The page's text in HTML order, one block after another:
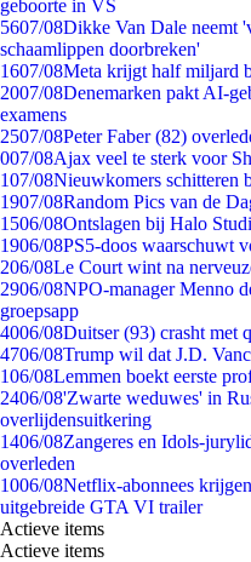
geboorte in VS
5607/08Dikke Van Dale neemt
schaamlippen doorbreken'
1607/08Meta krijgt half miljard
2007/08Denemarken pakt AI-
examens
2507/08Peter Faber (82)
007/08Ajax veel te sterk voor
107/08Nieuwkomers schitteren
1907/08Random Pics van de
1506/08Ontslagen bij Halo
1906/08PS5-doos waarschuwt
206/08Le Court wint na
2906/08NPO-manager Menno
groepsapp
4006/08Duitser (93) crasht met
4706/08Trump wil dat J.D.
106/08Lemmen boekt eerste
2406/08'Zwarte weduwes' in
overlijdensuitkering
1406/08Zangeres en Idols-
overleden
1006/08Netflix-abonnees
uitgebreide GTA VI trailer
Actieve items
Actieve items